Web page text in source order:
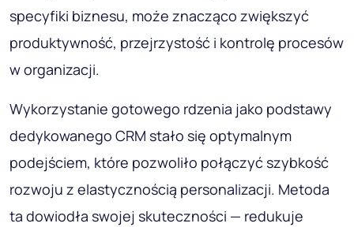
specyfiki biznesu, może znacząco zwiększyć
produktywność, przejrzystość i kontrolę procesów
w organizacji.
Wykorzystanie gotowego rdzenia jako podstawy
dedykowanego CRM stało się optymalnym
podejściem, które pozwoliło połączyć szybkość
rozwoju z elastycznością personalizacji. Metoda
ta dowiodła swojej skuteczności — redukuje